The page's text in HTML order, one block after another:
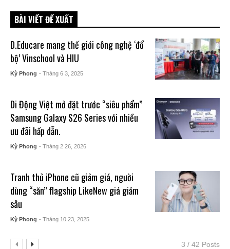
BÀI VIẾT ĐỀ XUẤT
D.Educare mang thế giới công nghệ ‘đổ
bộ’ Vinschool và HIU
Kỳ Phong - Tháng 6 3, 2025
Di Động Việt mở đặt trước “siêu phẩm”
Samsung Galaxy S26 Series với nhiều
ưu đãi hấp dẫn.
Kỳ Phong - Tháng 2 26, 2026
Tranh thủ iPhone cũ giảm giá, người
dùng “săn” flagship LikeNew giá giảm
sâu
Kỳ Phong - Tháng 10 23, 2025
3 / 42 Posts